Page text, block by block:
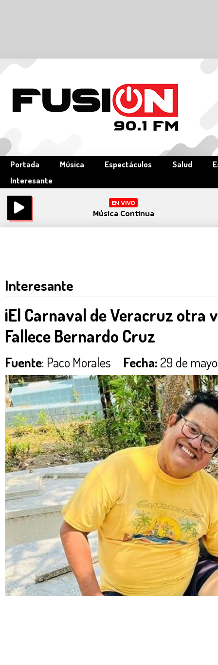
Portada Música Espectáculos Salud
Interesante
EN VIVO
Música Continua
Interesante
¡El Carnaval de Veracruz otra
Fallece Bernardo Cruz
Fuente: Paco Morales Fecha: 29 de